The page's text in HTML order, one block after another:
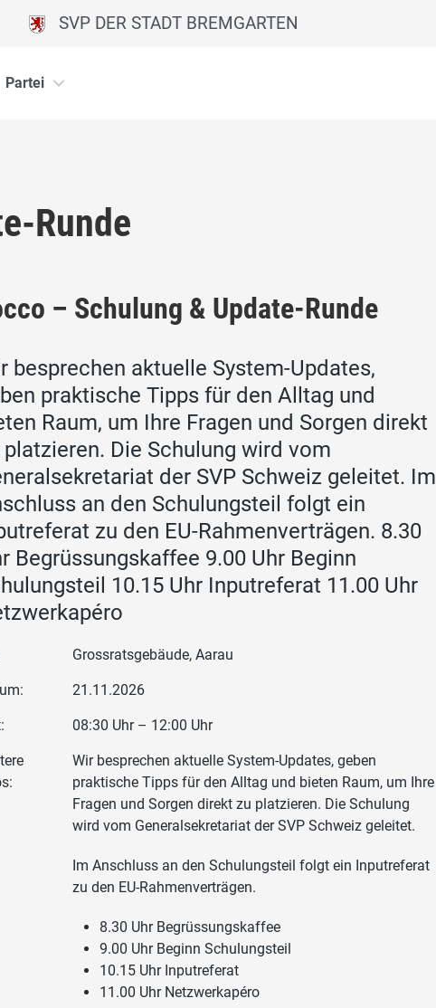
SVP DER STADT BREMGARTEN
Partei
Runde
– Schulung & Update-Runde
besprechen aktuelle System-Updates,
praktische Tipps für den Alltag und
Raum, um Ihre Fragen und Sorgen direkt
platzieren. Die Schulung wird vom
der SVP Schweiz geleitet. Im
an den Schulungsteil folgt ein
zu den EU-Rahmenverträgen. 8.30
Begrüssungskaffee 9.00 Uhr Beginn
10.15 Uhr Inputreferat 11.00 Uhr
Grossratsgebäude, Aarau
21.11.2026
08:30 Uhr – 12:00 Uhr
Wir besprechen aktuelle System-Updates, geben
praktische Tipps für den Alltag und bieten Raum, um Ihre
Fragen und Sorgen direkt zu platzieren. Die Schulung
wird vom Generalsekretariat der SVP Schweiz geleitet.
Im Anschluss an den Schulungsteil folgt ein Inputreferat
zu den EU-Rahmenverträgen.
8.30 Uhr Begrüssungskaffee
9.00 Uhr Beginn Schulungsteil
10.15 Uhr Inputreferat
11.00 Uhr Netzwerkapéro